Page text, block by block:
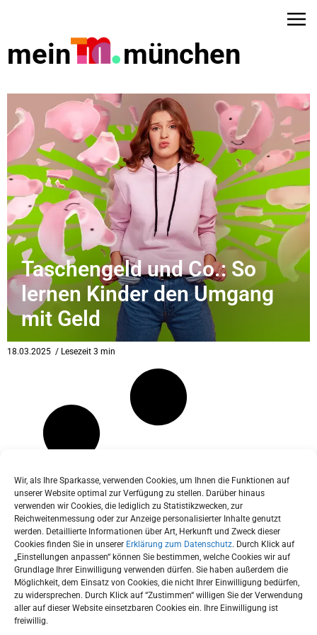
Wir, als Ihre Sparkasse, verwenden Cookies, um Ihnen die Funktionen auf
unserer Website optimal zur Verfügung zu stellen. Darüber hinaus
verwenden wir Cookies, die lediglich zu Statistikzwecken, zur
Reichweitenmessung oder zur Anzeige personalisierter Inhalte genutzt
werden. Detaillierte Informationen über Art, Herkunft und Zweck dieser
Cookies finden Sie in unserer Erklärung zum Datenschutz. Durch Klick auf
„Einstellungen anpassen“ können Sie bestimmen, welche Cookies wir auf
Grundlage Ihrer Einwilligung verwenden dürfen. Sie haben außerdem die
Möglichkeit, dem Einsatz von Cookies, die nicht Ihrer Einwilligung bedürfen,
zu widersprechen. Durch Klick auf “Zustimmen“ willigen Sie der Verwendung
aller auf dieser Website einsetzbaren Cookies ein. Ihre Einwilligung ist
freiwillig.
mein münchen
Taschengeld und Co.: So
lernen Kinder den Umgang
mit Geld
18.03.2025 / Lesezeit 3 min